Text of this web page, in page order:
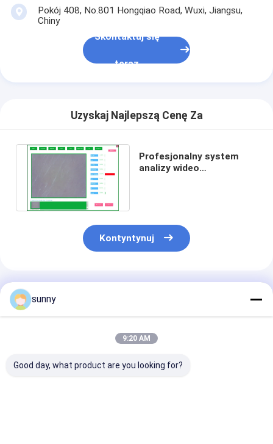
Pokój 408, No.801 Hongqiao Road, Wuxi, Jiangsu,
Chiny
Skontaktuj się
teraz
Uzyskaj Najlepszą Cenę Za
Profesjonalny system
analizy wideo
Kontyntynuj
Polecane Produkty
sunny
9:20 AM
Good day, what product are you looking for?